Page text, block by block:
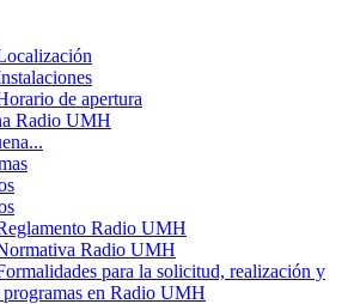
de apertura
Radio UMH
Radio UMH
Radio UMH
para la solicitud, realización y
programas en Radio UMH